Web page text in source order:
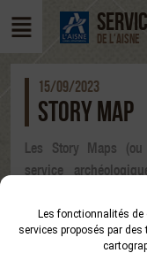
Les fonctionnalités de
services proposés par
DE L'AISNE
15/09/2023
STORY MAP
Les Story Maps
service
archéologiques
retrouver sur cette